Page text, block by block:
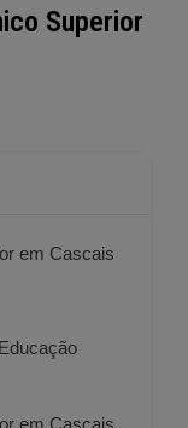
Superior
em Cascais
em Cascais